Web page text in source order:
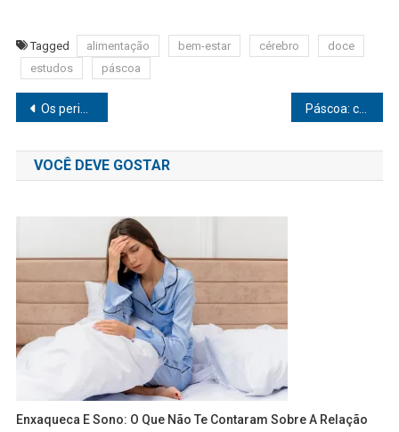
Tagged alimentação bem-estar cérebro
doce
estudos
páscoa
Navegação
de
Post
Os perigos do consumo de alimentos processados e como evitar esse hábito
VOCÊ DEVE GOSTAR
Enxaqueca E Sono: O Que Não Te Contaram Sobre A Relação